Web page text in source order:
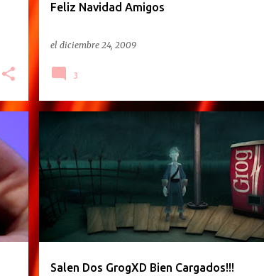
Feliz Navidad Amigos
el diciembre 24, 2009
3
Salen Dos GrogXD Bien Cargados!!!